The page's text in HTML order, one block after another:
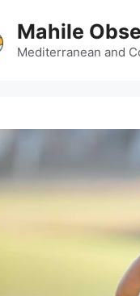
Mahile
Mediterranean and